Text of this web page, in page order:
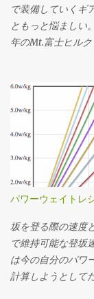
で装備していくギ
ともっと悩ましい
年のMt.富士ヒルク
の平均ケイデンス
とになるか。記憶
結局34x25Tは使
速度が伸びたけ
ったことになる。
ちのインナートッ
しいのでたぶん
いるコースであれ
内サイクリング で
ュレーションした
てかんじで決めて
Garmin Connectそ
パワーウェイトレ
坂を登る際の速度
で維持可能な登坂
は今の自分のパワ
計算しようとして